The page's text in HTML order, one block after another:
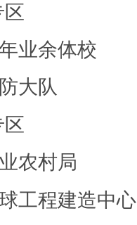
区
业余体校
大队
区
农村局
工程建造中心